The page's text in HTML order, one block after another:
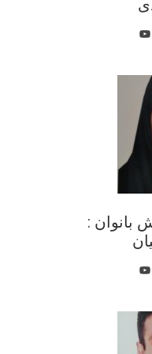
یوتیوب
بانوان :
یوتیوب